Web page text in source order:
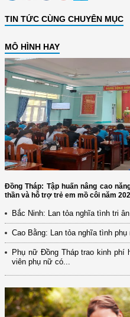
TIN TỨC CÙNG CHUYÊN MỤC
MÔ HÌNH HAY
Đồng Tháp: Tập huấn nâng cao
thần và hỗ trợ trẻ em mồ côi năm
Bắc Ninh: Lan tỏa nghĩa tình tri
Cao Bằng: Lan tỏa nghĩa tình
Phụ nữ Đồng Tháp trao kinh phí
viên phụ nữ có...